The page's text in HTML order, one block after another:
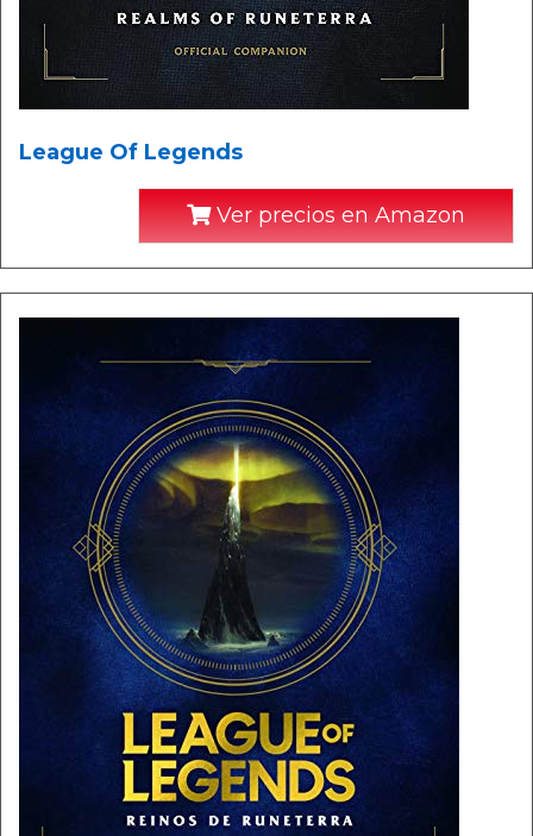
League Of Legends
Ver precios en Amazon